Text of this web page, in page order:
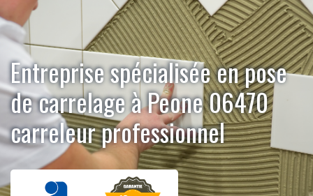
Entreprise spécialisée en pose
de carrelage à Peone 06470
carreleur professionnel